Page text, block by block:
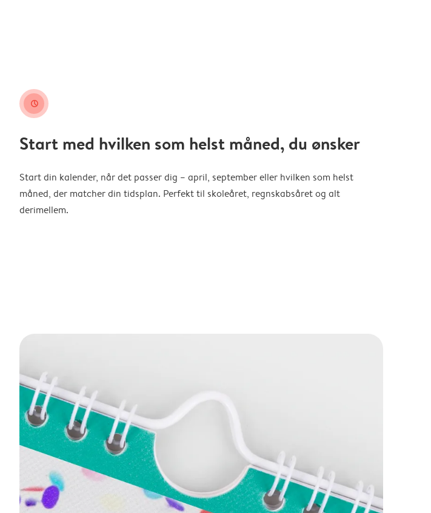
clock
Start med hvilken som helst måned, du ønsker
Start din kalender, når det passer dig – april, september eller hvilken som helst
måned, der matcher din tidsplan. Perfekt til skoleåret, regnskabsåret og alt
derimellem.